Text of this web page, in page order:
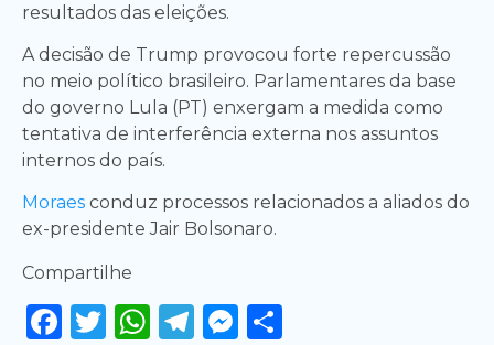
resultados das eleições.
A decisão de Trump provocou forte repercussão
no meio político brasileiro. Parlamentares da base
do governo Lula (PT) enxergam a medida como
tentativa de interferência externa nos assuntos
internos do país.
Moraes conduz processos relacionados a aliados do
ex-presidente Jair Bolsonaro.
Compartilhe
Facebook
Twitter
WhatsApp
Telegram
Messenger